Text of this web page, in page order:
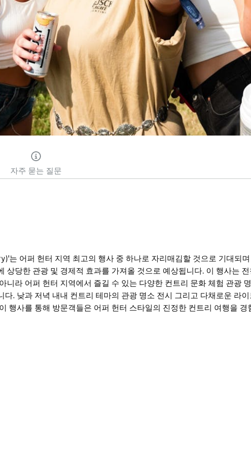
자주 묻는 질문
는 어퍼 헌터 지역 최고의 행사 중 하나로 자리매김할 것으로 기대되며
상당한 관광 및 경제적 효과를 가져올 것으로 예상됩니다. 이 행사는 전
니라 어퍼 헌터 지역에서 즐길 수 있는 다양한 컨트리 문화 체험 관광
다. 낮과 저녁 내내 컨트리 테마의 관광 명소 전시 그리고 다채로운 라이
행사를 통해 방문객들은 어퍼 헌터 스타일의 진정한 컨트리 여행을 경
상당한 관광 및 경제적 효과를 가져올 것으로 예상됩니다.